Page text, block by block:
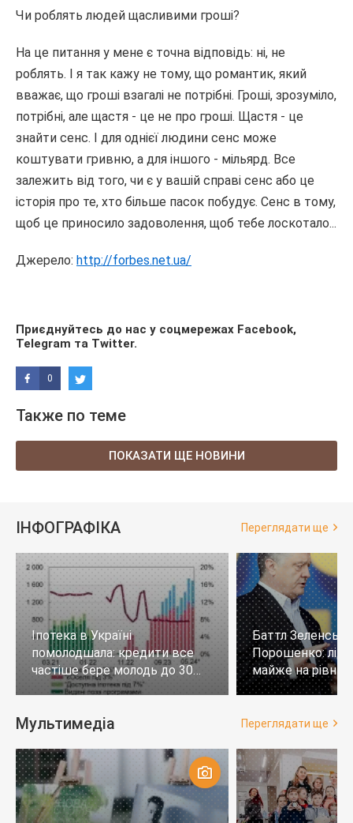
Чи роблять людей щасливими гроші?
На це питання у мене є точна відповідь: ні, не
роблять. І я так кажу не тому, що романтик, який
вважає, що гроші взагалі не потрібні. Гроші, зрозуміло,
потрібні, але щастя - це не про гроші. Щастя - це
знайти сенс. І для однієї людини сенс може
коштувати гривню, а для іншого - мільярд. Все
залежить від того, чи є у вашій справі сенс або це
історія про те, хто більше пасок побудує. Сенс в тому,
щоб це приносило задоволення, щоб тебе лоскотало...
Джерело: http://forbes.net.ua/
Приєднуйтесь до нас у соцмережах Facebook,
Telegram та Twitter.
0
Также по теме
ПОКАЗАТИ ЩЕ НОВИНИ
ІНФОГРАФІКА Переглядати ще
Іпотека в Україні
помолодшала: кредити все
частіше бере молодь до 30
років
Баттл
Порошенко:
майже на
тих, хто не
Мультимедіа Переглядати ще